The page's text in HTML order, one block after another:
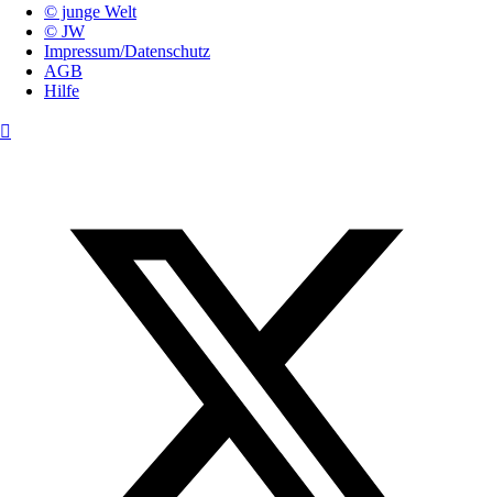
© junge Welt
© JW
Impressum/Datenschutz
AGB
Hilfe